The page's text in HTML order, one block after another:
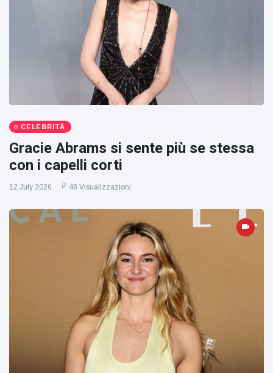
CELEBRITÀ
Gracie Abrams si sente più se stessa
con i capelli corti
12 July 2026 48 Visualizzazioni